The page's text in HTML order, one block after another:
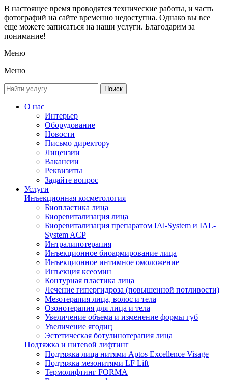
В настоящее время проводятся технические работы, и часть
фотографий на сайте временно недоступна. Однако вы все
еще можете записаться на наши услуги. Благодарим за
понимание!
Меню
Меню
О нас
Интерьер
Оборудование
Новости
Письмо директору
Лицензии
Вакансии
Реквизиты
Задайте вопрос
Услуги
Инъекционная косметология
Биопластика лица
Биоревитализация лица
Биоревитализация препаратом IAl-System и IAL-
System ACP
Интралипотерапия
Инъекционное биоармирование лица
Инъекционное интимное омоложение
Инъекция ксеомин
Контурная пластика лица
Лечение гипергидроза (повышенной потливости)
Мезотерапия лица, волос и тела
Озонотерапия для лица и тела
Увеличение объема и изменение формы губ
Увеличение ягодиц
Эстетическая ботулинотерапия лица
Подтяжка и нитевой лифтинг
Подтяжка лица нитями Aptos Excellence Visage
Подтяжка мезонитями LF Lift
Термолифтинг FORMA